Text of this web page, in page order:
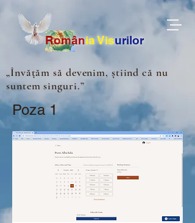
RomâniaVisurilor
„Învățăm să devenim, știind că nu
suntem singuri.”
Poza 1